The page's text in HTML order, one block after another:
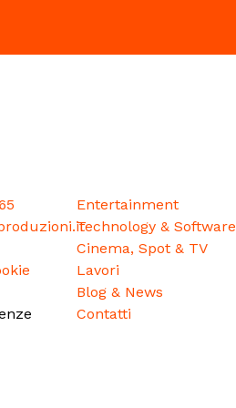
Entertainment
Technology & Software
Cinema, Spot & TV
Lavori
Blog & News
Contatti